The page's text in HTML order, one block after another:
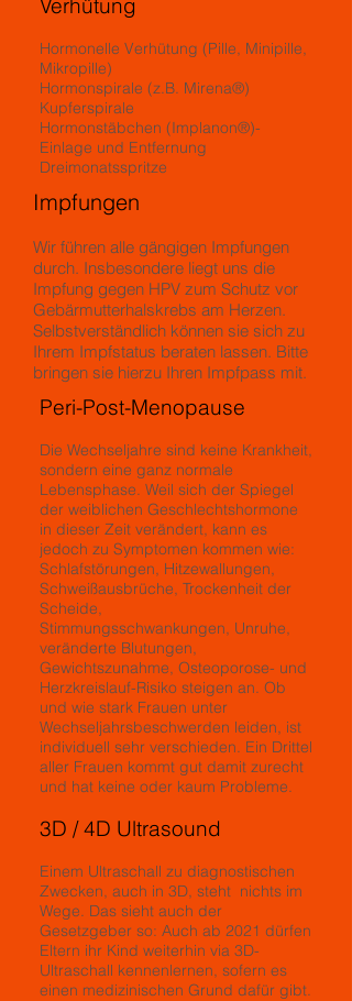
Verhütung
Hormonelle Verhütung (Pille, Minipille,
Mikropille)
Hormonspirale (z.B. Mirena®)
Kupferspirale
Hormonstäbchen (Implanon®)-
Einlage und Entfernung
Dreimonatsspritze
Impfungen
Wir führen alle gängigen Impfungen
durch. Insbesondere liegt uns die
Impfung gegen HPV zum Schutz vor
Gebärmutterhalskrebs am Herzen.
Selbstverständlich können sie sich zu
Ihrem Impfstatus beraten lassen. Bitte
bringen sie hierzu Ihren Impfpass mit.
Peri-Post-Menopause
Die Wechseljahre sind keine Krankheit,
sondern eine ganz normale
Lebensphase. Weil sich der Spiegel
der weiblichen Geschlechtshormone
in dieser Zeit verändert, kann es
jedoch zu Symptomen kommen wie:
Schlafstörungen, Hitzewallungen,
Schweißausbrüche, Trockenheit der
Scheide,
Stimmungsschwankungen, Unruhe,
veränderte Blutungen,
Gewichtszunahme, Osteoporose- und
Herzkreislauf-Risiko steigen an. Ob
und wie stark Frauen unter
Wechseljahrsbeschwerden leiden, ist
individuell sehr verschieden. Ein Drittel
aller Frauen kommt gut damit zurecht
und hat keine oder kaum Probleme.
3D / 4D Ultrasound
Einem Ultraschall zu diagnostischen
Zwecken, auch in 3D, steht nichts im
Wege. Das sieht auch der
Gesetzgeber so: Auch ab 2021 dürfen
Eltern ihr Kind weiterhin via 3D-
Ultraschall kennenlernen, sofern es
einen medizinischen Grund dafür gibt.